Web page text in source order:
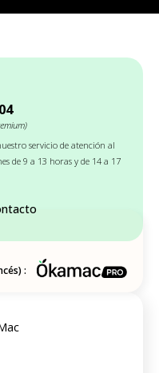
servicio de atención al
de 9 a 13 horas y de 14 a 17
: